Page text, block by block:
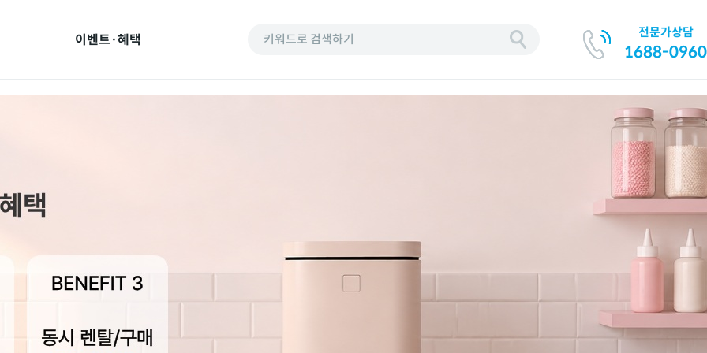
이벤트·혜택 키워드로 검색하기 전문가상담
1688-0960